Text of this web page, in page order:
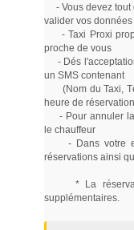
- Vous devez tout
valider vos données
- Taxi Proxi
proche de vous
- Dés
un SMS contenant
(Nom du Taxi,
heure de
- Pour annuler la
le chauffeur
- Dans votre
réservations ainsi
* La
supplémentaires.